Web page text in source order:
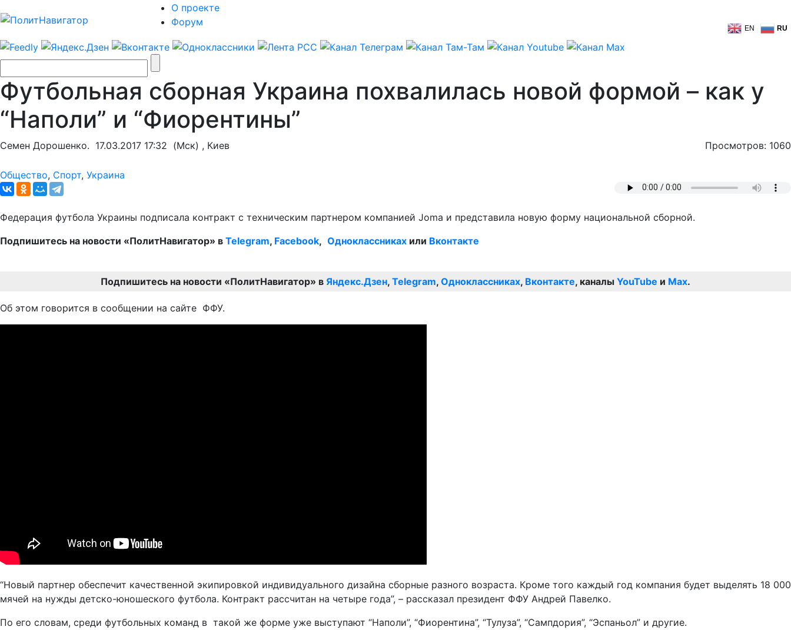
О проекте
Форум
EN RU
Футбольная сборная Украина похвалилась новой формой – как у
“Наполи” и “Фиорентины”
Семен Дорошенко. 17.03.2017 17:32 (Мск) , Киев Просмотров: 1060
Общество, Спорт, Украина
Федерация футбола Украины подписала контракт с техническим партнером компанией Joma и представила новую форму национальной сборной.
Подпишитесь на новости «ПолитНавигатор» в Telegram, Facebook, Одноклассниках или Вконтакте
Подпишитесь на новости «ПолитНавигатор» в Яндекс.Дзен, Telegram, Одноклассниках, Вконтакте, каналы YouTube и Max.
Об этом говорится в сообщении на сайте ФФУ.
“Новый партнер обеспечит качественной экипировкой индивидуального дизайна сборные разного возраста. Кроме того каждый год компания будет выделять 18 000
мячей на нужды детско-юношеского футбола. Контракт рассчитан на четыре года”, – рассказал президент ФФУ Андрей Павелко.
По его словам, среди футбольных команд в такой же форме уже выступают “Наполи”, “Фиорентина”, “Тулуза”, “Сампдория”, “Эспаньол” и другие.